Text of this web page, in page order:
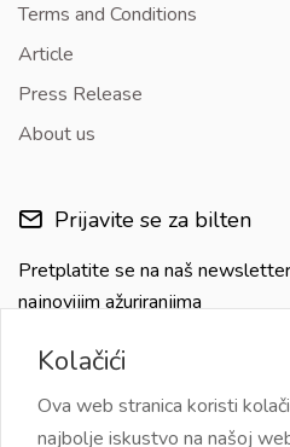
Terms and Conditions
Article
Press Release
About us
Prijavite se za bilten
Pretplatite se na naš
najnovijim ažuriranjima
Kolačići
Ova web stranica koristi
najbolje iskustvo na našoj